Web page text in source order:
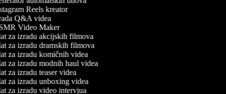
Reels kreator
Q&A videa
Video Maker
za izradu akcijskih filmova
za izradu dramskih filmova
za izradu komičnih videa
za izradu modnih haul videa
za izradu teaser videa
za izradu unboxing videa
za izradu video intervjua